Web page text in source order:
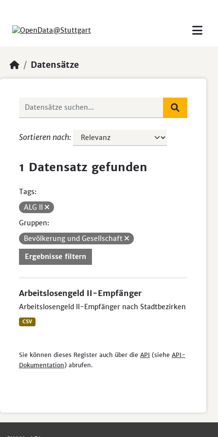
Datensätze
Sortieren nach
1 Datensatz gefunden
Tags:
ALG II
Gruppen:
Bevölkerung und Gesellschaft
Ergebnisse filtern
Arbeitslosengeld II-Empfänger
Arbeitslosengeld II-Empfänger nach Stadtbezirken
CSV
Sie können dieses Register auch über die API (siehe API-
Dokumentation) abrufen.